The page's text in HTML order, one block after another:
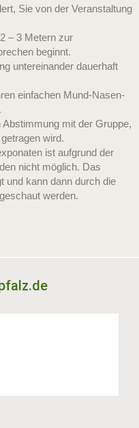
Sie von der Veranstaltung
– 3 Metern zur
beginnt.
untereinander dauerhaft
einfachen Mund-Nasen-
mit der Gruppe,
wird.
ist aufgrund der
nicht möglich. Das
und kann dann durch die
werden.